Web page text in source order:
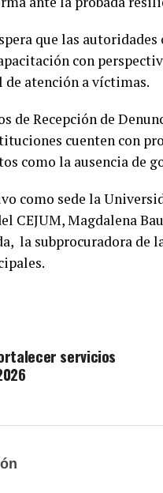
que las
con
de atención a víctimas.
de Recepción de
cuenten con
como la ausencia de
como sede la
CEJUM, Magdalena
la subprocuradora de
servicios